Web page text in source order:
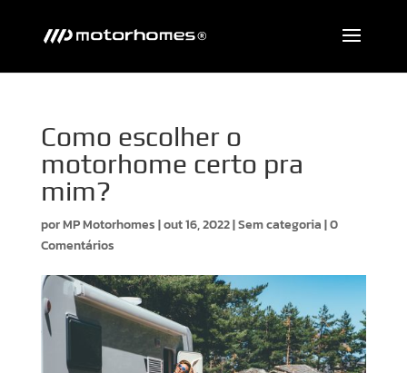
Como escolher o
motorhome certo pra
mim?
porMP Motorhomes|out 16, 2022|Sem categoria|0
Comentários